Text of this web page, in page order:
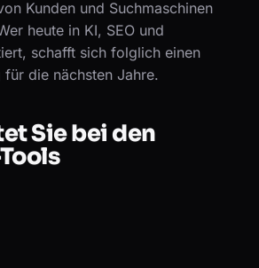
Kunden und Suchmaschinen
heute in KI, SEO und
schafft sich folglich einen
die nächsten Jahre.
Sie bei den